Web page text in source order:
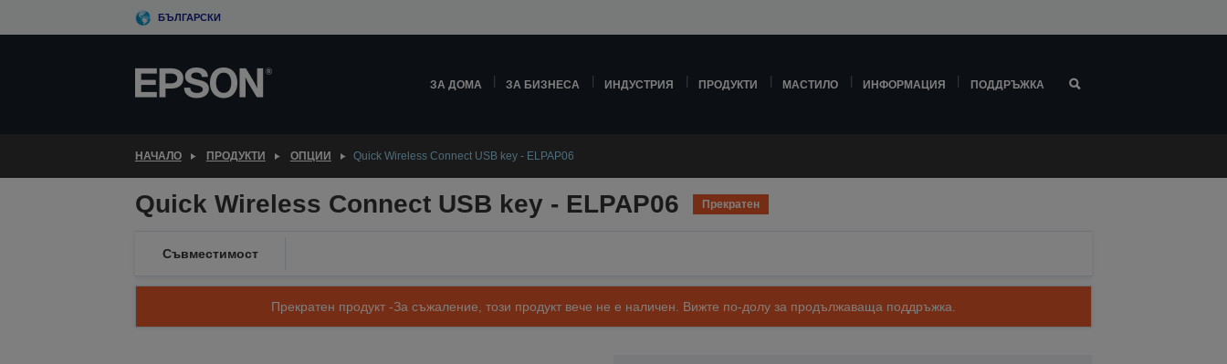
to
БЪЛГАРСКИ
ЗА ДОМА ЗА БИЗНЕСА ИНДУСТРИЯ ПРОДУКТИ МАСТИЛО ИНФОРМАЦИЯ ПОДДРЪЖКА
НАЧАЛО ПРОДУКТИ ОПЦИИ Quick Wireless Connect USB key - ELPAP06
Quick Wireless Connect USB key - ELPAP06 Прекратен
Съвместимост
Прекратен продукт -За съжаление, този продукт вече не е наличен. Вижте по-долу за продължаваща поддръжка.